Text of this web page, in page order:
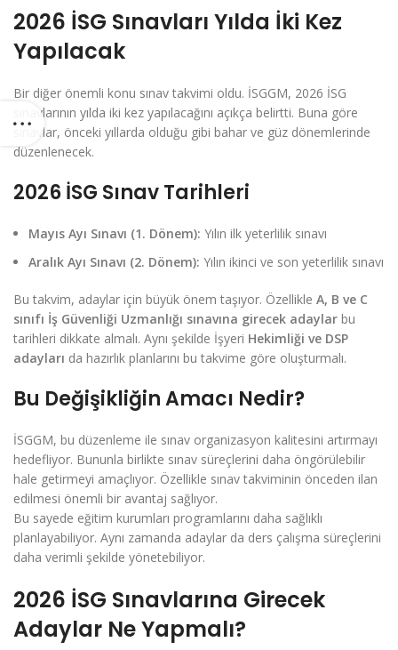
2026 İSG Sınavları Yılda İki Kez
Yapılacak
Bir diğer önemli konu sınav takvimi oldu. İSGGM, 2026 İSG
sınavlarının yılda iki kez yapılacağını açıkça belirtti. Buna göre
sınavlar, önceki yıllarda olduğu gibi bahar ve güz dönemlerinde
düzenlenecek.
2026 İSG Sınav Tarihleri
Mayıs Ayı Sınavı (1. Dönem): Yılın ilk yeterlilik sınavı
Aralık Ayı Sınavı (2. Dönem): Yılın ikinci ve son yeterlilik sınavı
Bu takvim, adaylar için büyük önem taşıyor. Özellikle A, B ve C
sınıfı İş Güvenliği Uzmanlığı sınavına girecek adaylar bu
tarihleri dikkate almalı. Aynı şekilde İşyeri Hekimliği ve DSP
adayları da hazırlık planlarını bu takvime göre oluşturmalı.
Bu Değişikliğin Amacı Nedir?
İSGGM, bu düzenleme ile sınav organizasyon kalitesini artırmayı
hedefliyor. Bununla birlikte sınav süreçlerini daha öngörülebilir
hale getirmeyi amaçlıyor. Özellikle sınav takviminin önceden ilan
edilmesi önemli bir avantaj sağlıyor.
Bu sayede eğitim kurumları programlarını daha sağlıklı
planlayabiliyor. Aynı zamanda adaylar da ders çalışma süreçlerini
daha verimli şekilde yönetebiliyor.
2026 İSG Sınavlarına Girecek
Adaylar Ne Yapmalı?